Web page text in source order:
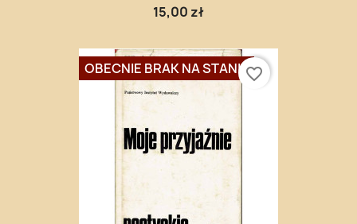
15,00 zł
OBECNIE BRAK NA STANIEfavorite_border